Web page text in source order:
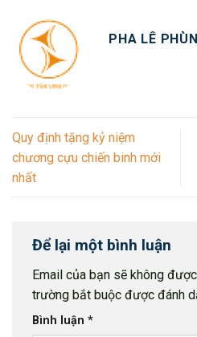
PHA LÊ
Quy định tặng kỷ niệm
chương cựu chiến binh mới
nhất
Để lại một bình luận
Email của bạn sẽ không
trường bắt buộc được đánh
Bình luận *